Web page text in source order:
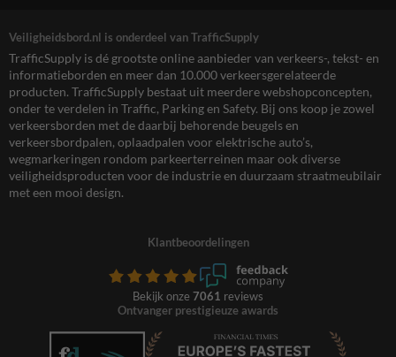
Veiligheidsbord.nl is onderdeel van TrafficSupply
TrafficSupply is dé grootste online aanbieder van verkeers-, tekst- en
informatieborden en meer dan 10.000 verkeersgerelateerde
producten. TrafficSupply bestaat uit meerdere webshopconcepten,
onder te verdelen in Traffic, Parking en Safety. Bij ons koop je zowel
verkeersborden met de daarbij behorende beugels en
verkeersbordpalen, oplaadpalen voor elektrische auto’s,
wegmarkeringen rondom parkeerterreinen maar ook diverse
veiligheidsproducten voor de industrie en duurzaam straatmeubilair
met een mooi design.
Klantbeoordelingen
Bekijk onze 7061 reviews
Ontvanger prestigieuze awards